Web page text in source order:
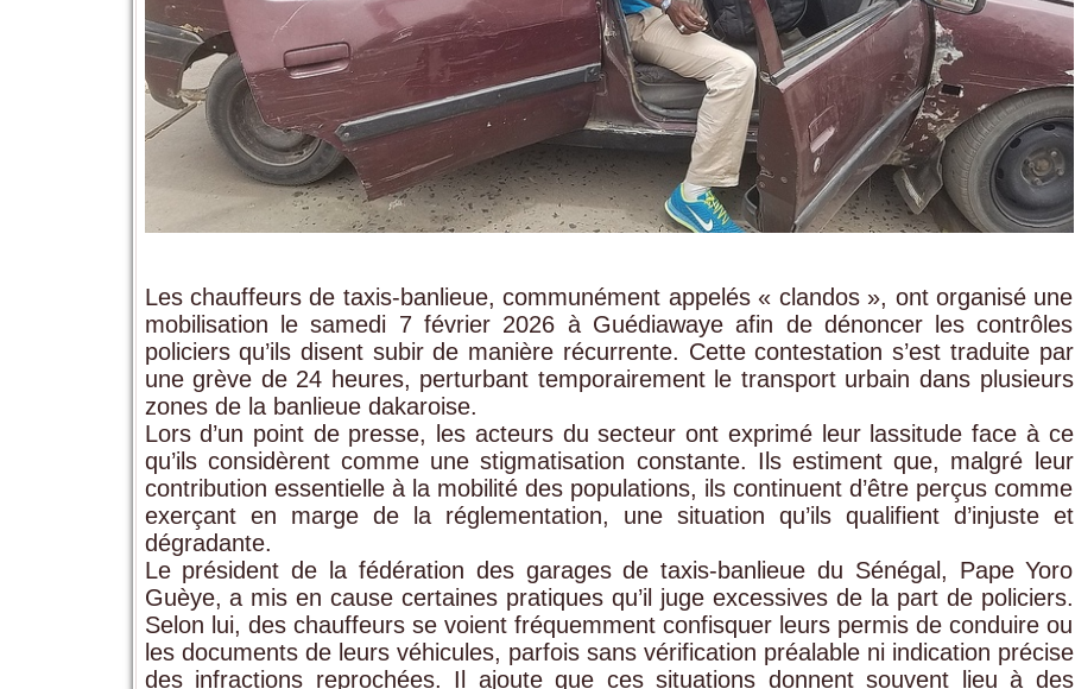
Les chauffeurs de taxis-banlieue, communément appelés « clandos », ont organisé une
mobilisation le samedi 7 février 2026 à Guédiawaye afin de dénoncer les contrôles
policiers qu’ils disent subir de manière récurrente. Cette contestation s’est traduite par
une grève de 24 heures, perturbant temporairement le transport urbain dans plusieurs
zones de la banlieue dakaroise.
Lors d’un point de presse, les acteurs du secteur ont exprimé leur lassitude face à ce
qu’ils considèrent comme une stigmatisation constante. Ils estiment que, malgré leur
contribution essentielle à la mobilité des populations, ils continuent d’être perçus comme
exerçant en marge de la réglementation, une situation qu’ils qualifient d’injuste et
dégradante.
Le président de la fédération des garages de taxis-banlieue du Sénégal, Pape Yoro
Guèye, a mis en cause certaines pratiques qu’il juge excessives de la part de policiers.
Selon lui, des chauffeurs se voient fréquemment confisquer leurs permis de conduire ou
les documents de leurs véhicules, parfois sans vérification préalable ni indication précise
des infractions reprochées. Il ajoute que ces situations donnent souvent lieu à des